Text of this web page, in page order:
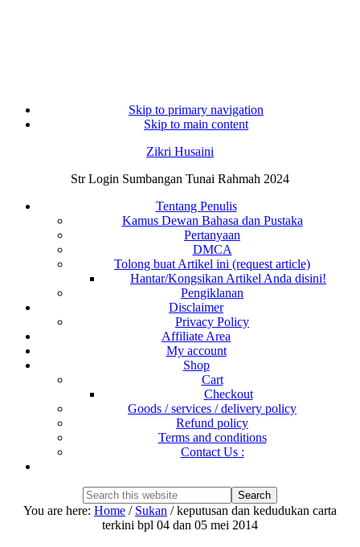
Skip to primary navigation
Skip to main content
Zikri Husaini
Str Login Sumbangan Tunai Rahmah 2024
Tentang Penulis
Kamus Dewan Bahasa dan Pustaka
Pertanyaan
DMCA
Tolong buat Artikel ini (request article)
Hantar/Kongsikan Artikel Anda disini!
Pengiklanan
Disclaimer
Privacy Policy
Affiliate Area
My account
Shop
Cart
Checkout
Goods / services / delivery policy
Refund policy
Terms and conditions
Contact Us :
Search
this
website
Hide
Search
You are here: Home / Sukan /keputusan dan kedudukan carta
terkini bpl 04 dan 05 mei 2014